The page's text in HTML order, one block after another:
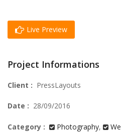
Live Preview
Project Informations
Client : PressLayouts
Date : 28/09/2016
Category : Photography,